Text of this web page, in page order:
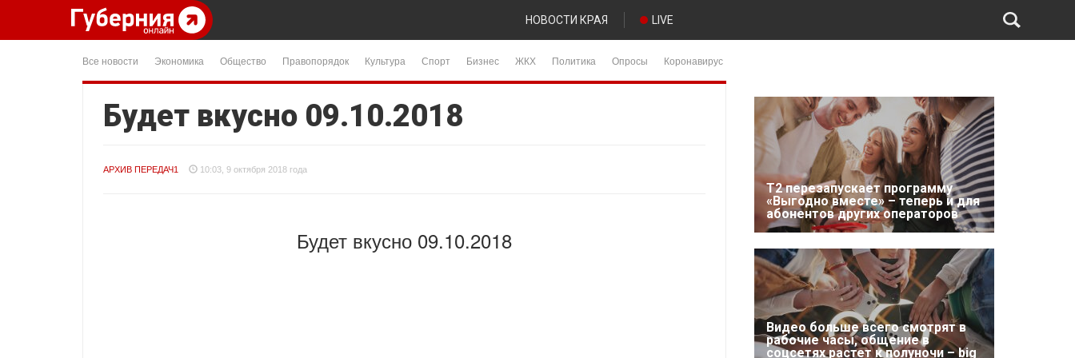
НОВОСТИ КРАЯ LIVE
Все новости Экономика Общество Правопорядок Культура Спорт Бизнес ЖКХ Политика Опросы Коронавирус
Будет вкусно 09.10.2018
АРХИВ ПЕРЕДАЧ1 10:03, 9 октября 2018 года
Будет вкусно 09.10.2018
Т2 перезапускает программу
«Выгодно вместе» – теперь и для
абонентов других операторов
Видео больше всего смотрят в
рабочие часы, общение в
соцсетях растет к полуночи – big